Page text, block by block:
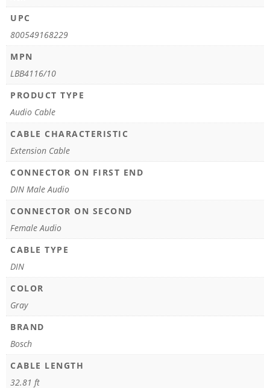
UPC
800549168229
MPN
LBB4116/10
PRODUCT TYPE
Audio Cable
CABLE CHARACTERISTIC
Extension Cable
CONNECTOR ON FIRST END
DIN Male Audio
CONNECTOR ON SECOND
Female Audio
CABLE TYPE
DIN
COLOR
Gray
BRAND
Bosch
CABLE LENGTH
32.81 ft